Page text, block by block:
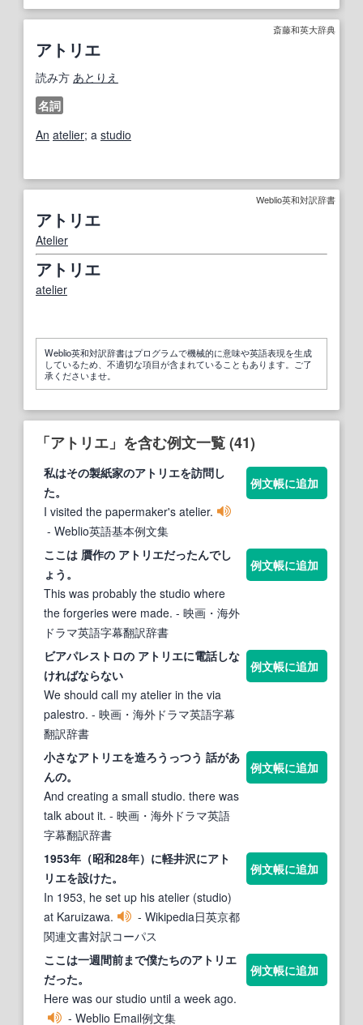
斎藤和英大辞典
アトリエ
読み方 あとりえ
名詞
An atelier; a studio
Weblio英和対訳辞書
アトリエ
Atelier
アトリエ
atelier
Weblio英和対訳辞書はプログラムで機械的に意味や英語表現を生成
しているため、不適切な項目が含まれていることもあります。ご了
承くださいませ。
「アトリエ」を含む例文一覧 (41)
私はその製紙家のアトリエを訪問し
た。
I visited the papermaker's atelier.
- Weblio英語基本例文集
例文帳に追加
ここは 贋作の アトリエだったんでし
ょう。
This was probably the studio where
the forgeries were made. - 映画・海外
ドラマ英語字幕翻訳辞書
例文帳に追加
ビアパレストロの アトリエに電話しな
ければならない
We should call my atelier in the via
palestro. - 映画・海外ドラマ英語字幕
翻訳辞書
例文帳に追加
小さなアトリエを造ろうっつう 話があ
んの。
And creating a small studio. there was
talk about it. - 映画・海外ドラマ英語
字幕翻訳辞書
例文帳に追加
1953年（昭和28年）に軽井沢にアト
リエを設けた。
In 1953, he set up his atelier (studio)
at Karuizawa.
- Wikipedia日英京都
関連文書対訳コーパス
例文帳に追加
ここは一週間前まで僕たちのアトリエ
だった。
Here was our studio until a week ago.
- Weblio Email例文集
例文帳に追加